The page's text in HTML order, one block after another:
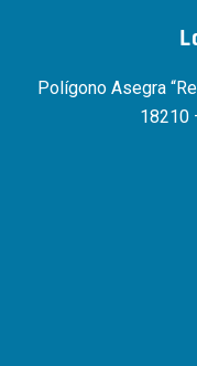
Polígono Asegra
18210